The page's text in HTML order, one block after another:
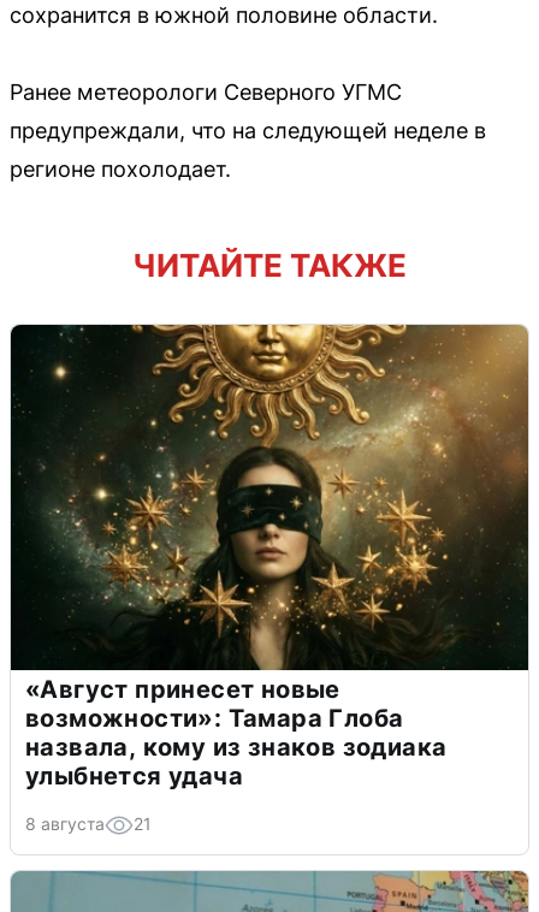
сохранится в южной половине области.
Ранее метеорологи Северного УГМС
предупреждали, что на следующей неделе в
регионе похолодает.
ЧИТАЙТЕ ТАКЖЕ
«Август принесет новые
возможности»: Тамара Глоба
назвала, кому из знаков зодиака
улыбнется удача
8 августа 21